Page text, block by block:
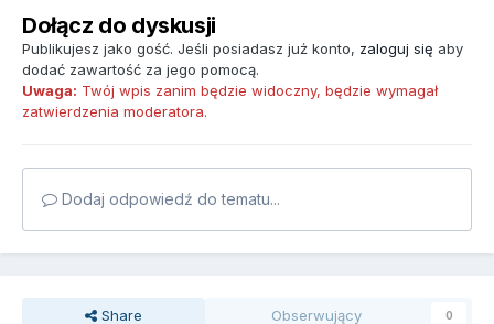
Dołącz do dyskusji
Publikujesz jako gość. Jeśli posiadasz już konto, zaloguj się aby
dodać zawartość za jego pomocą.
Uwaga: Twój wpis zanim będzie widoczny, będzie wymagał
zatwierdzenia moderatora.
Dodaj odpowiedź do tematu...
Share Obserwujący 0